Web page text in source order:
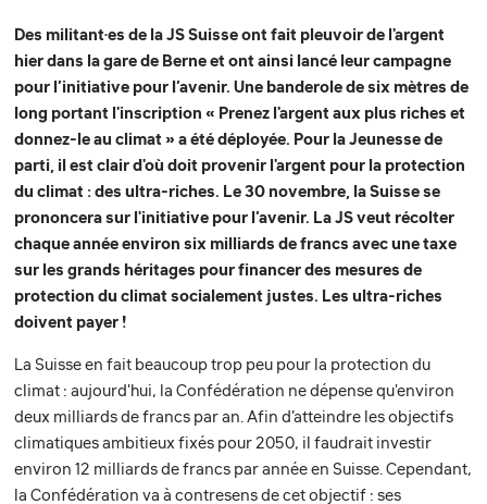
Des militant·es de la JS Suisse ont fait pleuvoir de l'argent
hier dans la gare de Berne et ont ainsi lancé leur campagne
pour l’initiative pour l’avenir. Une banderole de six mètres de
long portant l'inscription « Prenez l'argent aux plus riches et
donnez-le au climat » a été déployée. Pour la Jeunesse de
parti, il est clair d'où doit provenir l'argent pour la protection
du climat : des ultra-riches. Le 30 novembre, la Suisse se
prononcera sur l'initiative pour l’avenir. La JS veut récolter
chaque année environ six milliards de francs avec une taxe
sur les grands héritages pour financer des mesures de
protection du climat socialement justes. Les ultra-riches
doivent payer !
La Suisse en fait beaucoup trop peu pour la protection du
climat : aujourd'hui, la Confédération ne dépense qu'environ
deux milliards de francs par an. Afin d’atteindre les objectifs
climatiques ambitieux fixés pour 2050, il faudrait investir
environ 12 milliards de francs par année en Suisse. Cependant,
la Confédération va à contresens de cet objectif : ses